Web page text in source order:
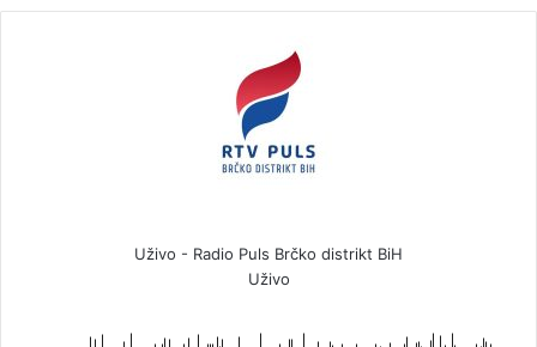
Uživo - Radio Puls Brčko distrikt BiH
Uživo